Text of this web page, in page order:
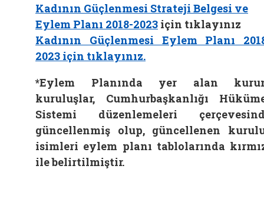
Kadının Güçlenmesi Strateji Belgesi ve
Eylem Planı 2018-2023 için tıklayınız
Kadının Güçlenmesi Eylem Planı
2023 için tıklayınız.
*Eylem Planında yer alan
kuruluşlar, Cumhurbaşkanlığı
Sistemi düzenlemeleri
güncellenmiş olup, güncellenen
isimleri eylem planı tablolarında
ile belirtilmiştir.